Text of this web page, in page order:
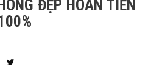
ĐẸP HOÀN TIỀN